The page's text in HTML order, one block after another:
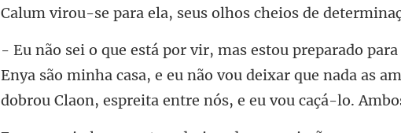
ela, seus olhos ch
Enya são minha casa, e eu não vou deixar que nada as